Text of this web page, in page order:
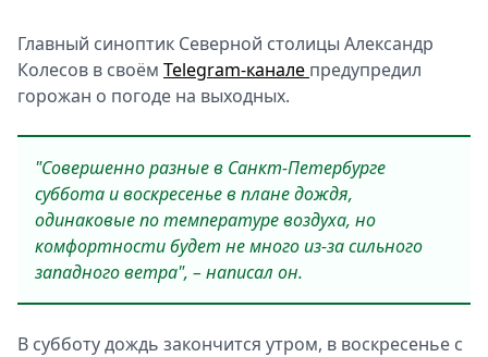
Главный синоптик Северной столицы Александр
Колесов в своём Telegram-канале предупредил
горожан о погоде на выходных.
"Совершенно разные в Санкт-Петербурге
суббота и воскресенье в плане дождя,
одинаковые по температуре воздуха, но
комфортности будет не много из-за сильного
западного ветра", – написал он.
В субботу дождь закончится утром, в воскресенье с